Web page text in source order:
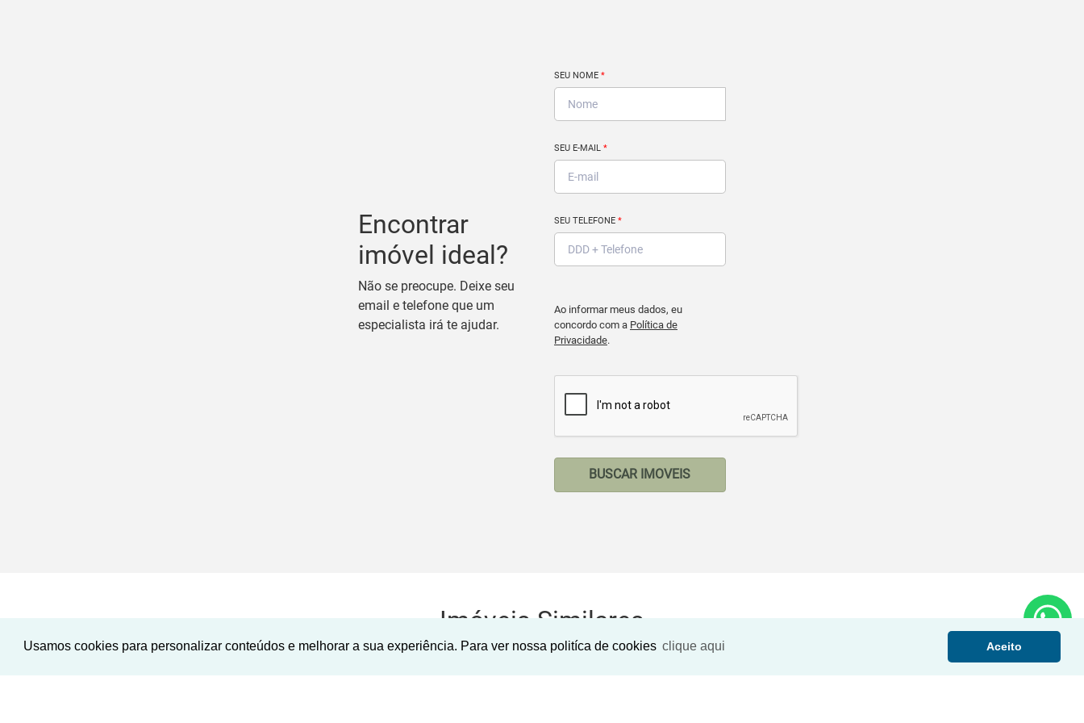
Usamos cookies para personalizar conteúdos e melhorar a sua experiência. Para ver nossa politíca de cookies clique aqui Aceito
Encontrar
imóvel ideal?
Não se preocupe. Deixe seu
email e telefone que um
especialista irá te ajudar.
SEU NOME *
SEU E-MAIL *
SEU TELEFONE *
Ao informar meus dados, eu
concordo com a Política de
Privacidade.
BUSCAR IMOVEIS
Imóveis Similares